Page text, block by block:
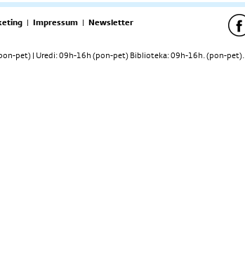
| Impressum | Newsletter
pet) | Uredi: 09h-16h (pon-pet) Biblioteka: 09h-16h. (pon-pet).